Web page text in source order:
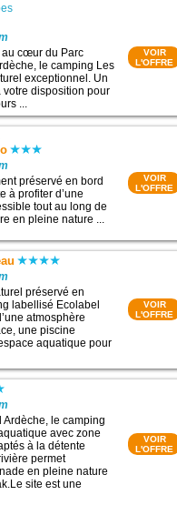
au cœur du Parc
le camping Les
exceptionnel. Un
disposition pour
...
VOIR
L'OFFRE
préservé en bord
à profiter d’une
tout au long de
en pleine nature ...
VOIR
L'OFFRE
préservé en
labellisé Ecolabel
atmosphère
une piscine
aquatique pour
VOIR
L'OFFRE
Ardèche, le camping
avec zone
à la détente
permet
en pleine nature
site est une
VOIR
L'OFFRE